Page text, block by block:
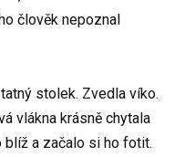
člověk nepoznal
stolek. Zvedla víko.
vlákna krásně chytala
a začalo si ho fotit.